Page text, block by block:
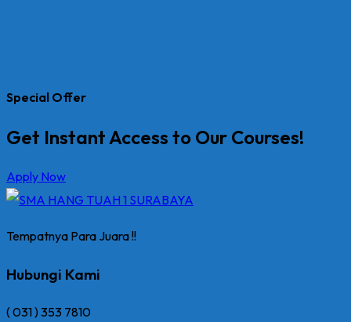
Special Offer
Get Instant Access to Our Courses!
Apply Now
Tempatnya Para Juara !!
Hubungi Kami
( 031 ) 353 7810